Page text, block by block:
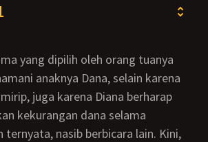
anaknya Dana, selain karena
juga karena Diana berharap
kekurangan dana selama
ternyata, nasib berbicara lain. Kini,